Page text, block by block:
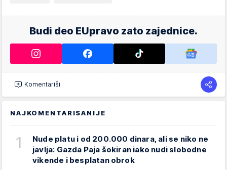
Budi deo EUpravo zato zajednice.
Komentariši
NAJKOMENTARISANIJE
1
Nude platu i od 200.000 dinara, ali se niko ne
javlja: Gazda Paja šokiran iako nudi slobodne
vikende i besplatan obrok